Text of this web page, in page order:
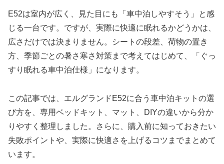
E52は室内が広く、見た目にも「車中泊しやすそう」と感
じる一台です。ですが、実際に快適に眠れるかどうかは、
広さだけでは決まりません。シートの段差、荷物の置き
方、季節ごとの暑さ寒さ対策まで考えてはじめて、「ぐっ
すり眠れる車中泊仕様」になります。
この記事では、エルグランドE52に合う車中泊キットの選
び方を、専用ベッドキット、マット、DIYの違いから分か
りやすく整理しました。さらに、購入前に知っておきたい
失敗ポイントや、実際に快適さを上げるコツまでまとめて
います。